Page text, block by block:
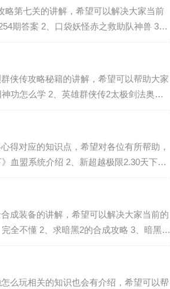
略第七关的讲解，希望可以解决大家当前
期答案 2、口袋妖怪赤之救助队神兽 3、
侠传攻略秘籍的讲解，希望可以帮助大家
功怎么学 2、英雄群侠传2太极剑法奥义
务怎么做 英雄群侠传九阳神功怎么学 英
得对应的知识点，希望对各位有所帮助，
血盟系统介绍 2、新超越极限2.30天下布
不会太蠢哈！ 3、《布武天下》新手玩法
成装备的讲解，希望可以解决大家当前的
全不懂 2、求暗黑2的合成攻略 3、暗黑装
侠如何升级人物 怎么合成装备？介绍一
么玩相关的知识也会有介绍，希望可以帮